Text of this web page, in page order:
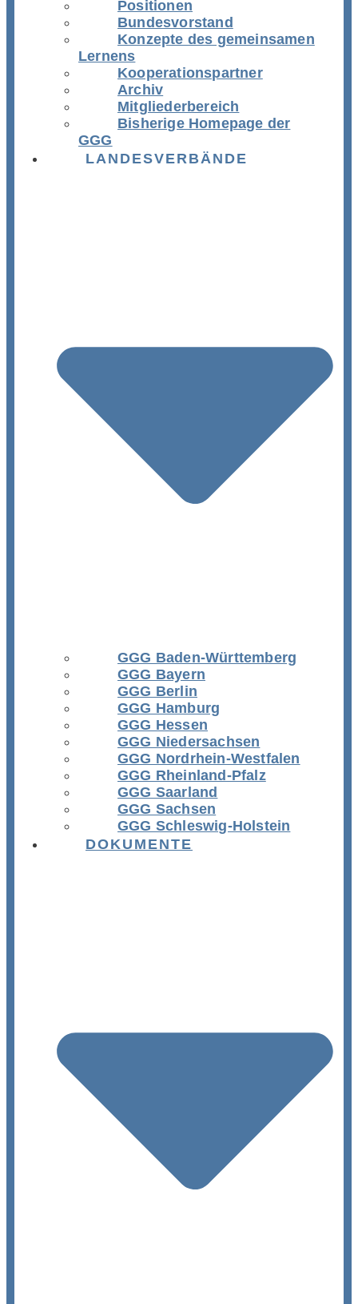
Positionen
Bundesvorstand
Konzepte des gemeinsamen
Lernens
Kooperationspartner
Archiv
Mitgliederbereich
Bisherige Homepage der
GGG
LANDESVERBÄNDE
GGG Baden-Württemberg
GGG Bayern
GGG Berlin
GGG Hamburg
GGG Hessen
GGG Niedersachsen
GGG Nordrhein-Westfalen
GGG Rheinland-Pfalz
GGG Saarland
GGG Sachsen
GGG Schleswig-Holstein
DOKUMENTE